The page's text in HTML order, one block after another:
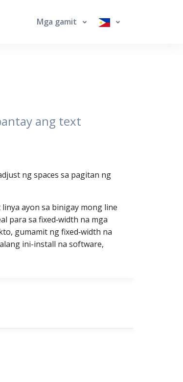
Mga gamit
ang text
ng spaces sa pagitan ng
ayon sa binigay mong line
para sa fixed‑width na mga
gumamit ng fixed‑width na
ini-install na software,